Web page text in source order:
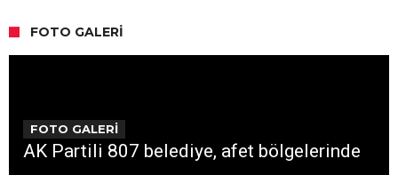
FOTO GALERI
FOTO GALERİ
AK Partili 807 belediye, afet bölgelerinde